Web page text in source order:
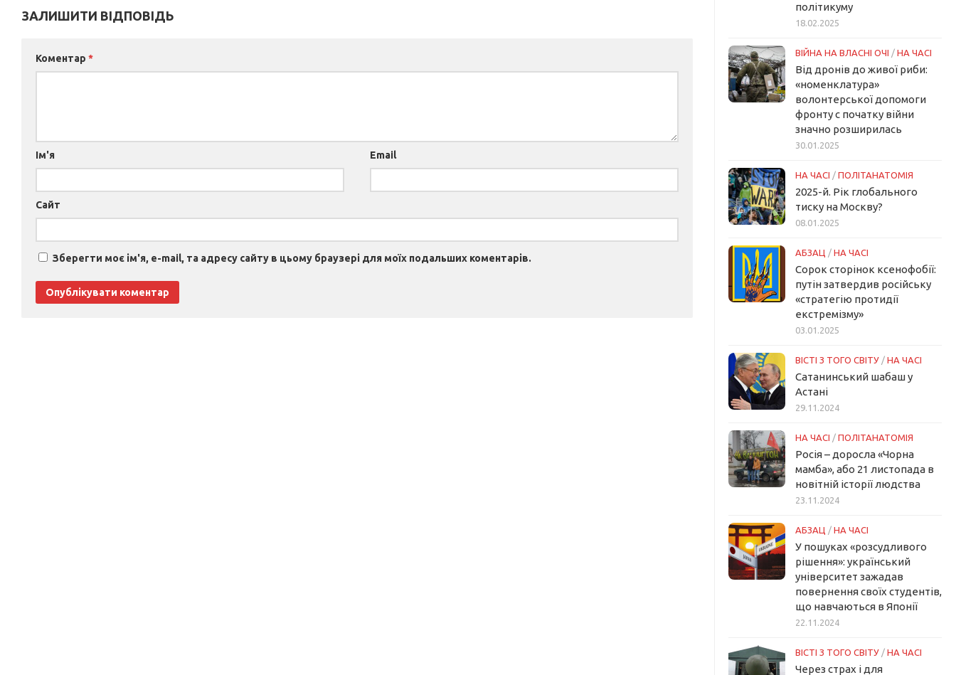
ЗАЛИШИТИ ВІДПОВІДЬ
Коментар *
Ім'я Email
Сайт
Зберегти моє ім'я, e-mail, та адресу сайту в цьому браузері для моїх подальших коментарів.
політикуму
18.02.2025
ВІЙНА НА ВЛАСНІ ОЧІ / НА ЧАСІ
Від дронів до живої риби:
«номенклатура»
волонтерської допомоги
фронту с початку війни
значно розширилась
30.01.2025
НА ЧАСІ / ПОЛІТАНАТОМІЯ
2025-й. Рік глобального
тиску на Москву?
08.01.2025
АБЗАЦ / НА ЧАСІ
Сорок сторінок ксенофобії:
путін затвердив російську
«стратегію протидії
екстремізму»
03.01.2025
ВІСТІ З ТОГО СВІТУ / НА ЧАСІ
Сатанинський шабаш у
Астані
29.11.2024
НА ЧАСІ / ПОЛІТАНАТОМІЯ
Росія – доросла «Чорна
мамба», або 21 листопада в
новітній історії людства
23.11.2024
АБЗАЦ / НА ЧАСІ
У пошуках «розсудливого
рішення»: український
університет зажадав
повернення своїх студентів,
що навчаються в Японії
22.11.2024
ВІСТІ З ТОГО СВІТУ / НА ЧАСІ
Через страх і для